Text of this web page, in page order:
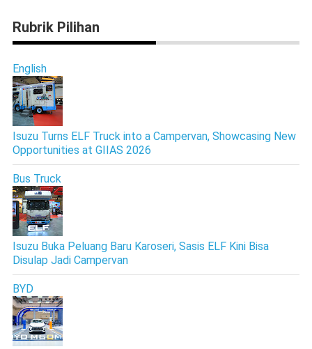
Rubrik Pilihan
English
Isuzu Turns ELF Truck into a Campervan, Showcasing New
Opportunities at GIIAS 2026
Bus Truck
Isuzu Buka Peluang Baru Karoseri, Sasis ELF Kini Bisa
Disulap Jadi Campervan
BYD